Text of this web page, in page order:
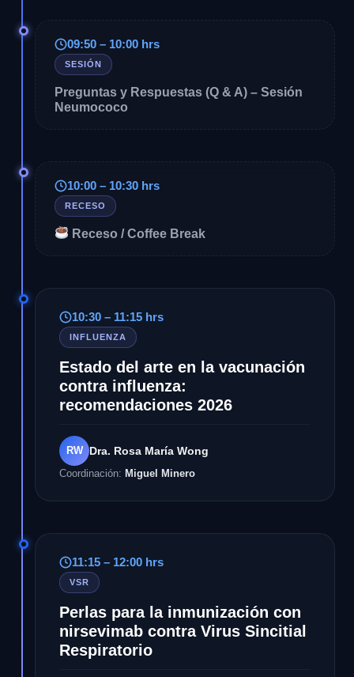
09:50 – 10:00 hrs
SESIÓN
Preguntas y Respuestas (Q & A) – Sesión
Neumococo
10:00 – 10:30 hrs
RECESO
Receso / Coffee Break
10:30 – 11:15 hrs
INFLUENZA
Estado del arte en la vacunación
contra influenza:
recomendaciones 2026
RW Dra. Rosa María Wong
Coordinación: Miguel Minero
11:15 – 12:00 hrs
VSR
Perlas para la inmunización con
nirsevimab contra Virus Sincitial
Respiratorio